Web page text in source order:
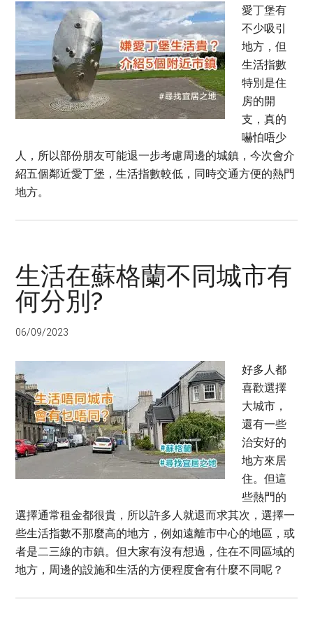
愛丁堡有
不少吸引
地方，但
生活指數
特別是住
房的開
支，真的
嚇怕唔少
人，所以部份朋友可能退一步考慮周邊的城鎮，今次會介
紹五個鄰近愛丁堡，生活指數較低，同時交通方便的熱門
地方。
生活在蘇格蘭不同城市有
何分別?
06/09/2023
好多人都
喜歡選擇
大城市，
還有一些
治安好的
地方來居
住。但這
些熱門的
選擇通常租金都很貴，所以許多人就退而求其次，選擇一
些生活指數不那麼高的地方，例如遠離市中心的地區，或
者是二三線的市鎮。但大家有沒有想過，住在不同區域的
地方，周邊的設施和生活的方便程度會有什麼不同呢？